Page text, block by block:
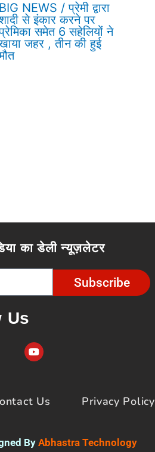
BIG NEWS / प्रेमी द्वारा
से इंकार करने पर
समेत 6 सहेलियों ने
जहर , तीन की हुई
का डेली न्यूज़लेटर
Subscribe
Us
Y
o
u
e
Us Privacy Policy
By Abhastra Technology